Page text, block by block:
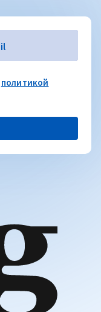
политикой